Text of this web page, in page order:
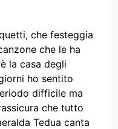
che festeggia
che le ha
la casa degli
ho sentito
difficile ma
che tutto
Tedua canta